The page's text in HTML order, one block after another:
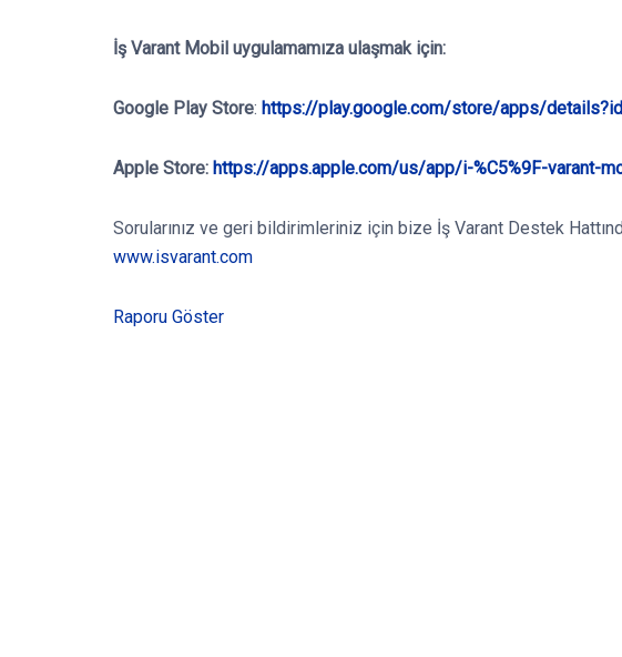
İş Varant Mobil uygulamamıza ulaşmak için:
Google Play Store: https://play.google.com/store/apps/
Apple Store: https://apps.apple.com/us/app/i-%C5%9F-varant-
Sorularınız ve geri bildirimleriniz için bize İş Varant Destek
www.isvarant.com
Raporu Göster